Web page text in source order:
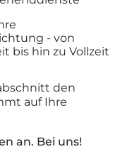
- von
bis hin zu Vollzeit
den
auf Ihre
an. Bei uns!